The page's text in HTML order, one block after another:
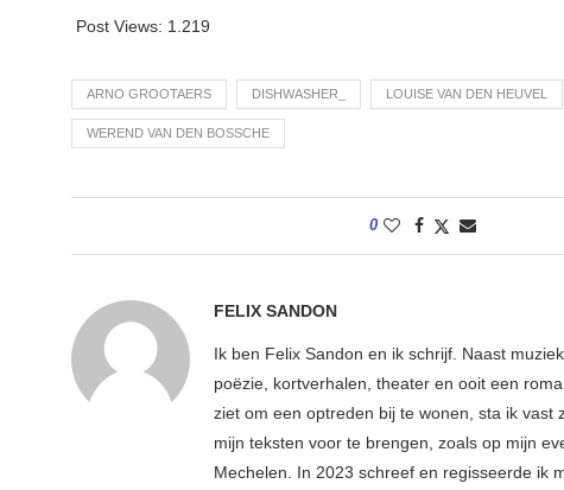
Post Views: 1.219
ARNO GROOTAERS DISHWASHER_ LOUISE VAN DEN HEUVEL
WEREND VAN DEN BOSSCHE
0
FELIX SANDON
Ik ben Felix Sandon en ik schrijf. Naast
poëzie, kortverhalen, theater en ooit een
ziet om een optreden bij te wonen, sta ik vast
mijn teksten voor te brengen, zoals op mijn
Mechelen. In 2023 schreef en regisseerde ik